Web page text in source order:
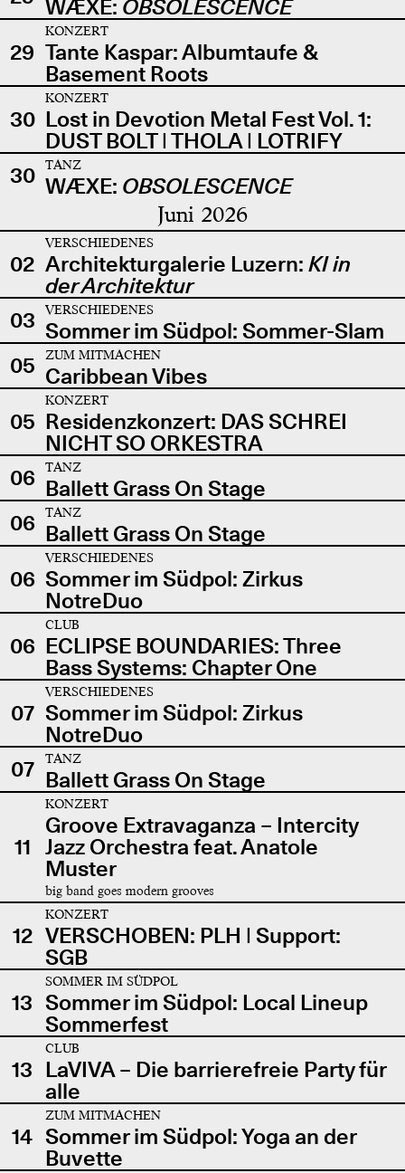
WÆXE: OBSOLESCENCE
29
KONZERT
Tante Kaspar: Albumtaufe &
Basement Roots
30
KONZERT
Lost in Devotion Metal Fest Vol. 1:
DUST BOLT | THOLA | LOTRIFY
30
TANZ
WÆXE: OBSOLESCENCE
Juni 2026
02
VERSCHIEDENES
Architekturgalerie Luzern: KI in
der Architektur
03
VERSCHIEDENES
Sommer im Südpol: Sommer-Slam
05
ZUM MITMACHEN
Caribbean Vibes
05
KONZERT
Residenzkonzert: DAS SCHREI
NICHT SO ORKESTRA
06
TANZ
Ballett Grass On Stage
06
TANZ
Ballett Grass On Stage
06
VERSCHIEDENES
Sommer im Südpol: Zirkus
NotreDuo
06
CLUB
ECLIPSE BOUNDARIES: Three
Bass Systems: Chapter One
07
VERSCHIEDENES
Sommer im Südpol: Zirkus
NotreDuo
07
TANZ
Ballett Grass On Stage
11
KONZERT
Groove Extravaganza – Intercity
Jazz Orchestra feat. Anatole
Muster
big band goes modern grooves
12
KONZERT
VERSCHOBEN: PLH | Support:
SGB
13
SOMMER IM SÜDPOL
Sommer im Südpol: Local Lineup
Sommerfest
13
CLUB
LaVIVA – Die barrierefreie Party für
alle
14
ZUM MITMACHEN
Sommer im Südpol: Yoga an der
Buvette